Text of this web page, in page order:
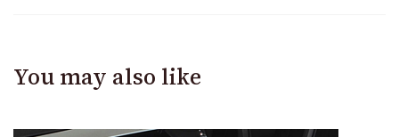
You may also like